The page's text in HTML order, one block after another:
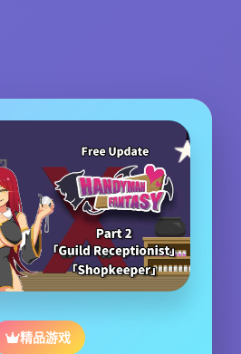
精品游戏